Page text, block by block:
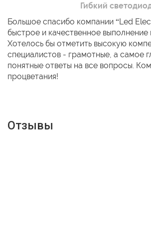
Гибкий
Большое спасибо компании “Led
быстрое и качественное выполнение
Хотелось бы отметить высокую
специалистов - грамотные, а самое
понятные ответы на все вопросы.
процветания!
Отзывы